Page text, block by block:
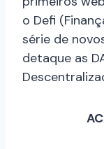
o Defi
série de
detaque as